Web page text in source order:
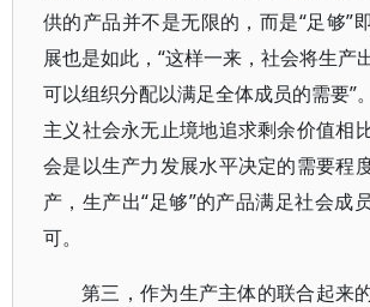
供的产品并不是无限的，而是“足够”
展也是如此，“这样一来，社会将生产
可以组织分配以满足全体成员的需要”
主义社会永无止境地追求剩余价值相
会是以生产力发展水平决定的需要程
产，生产出“足够”的产品满足社会成
可。
第三，作为生产主体的联合起来